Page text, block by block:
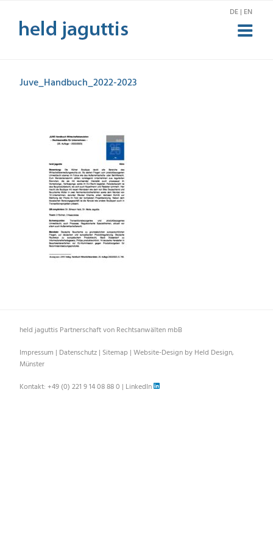
Inhalt
springen
DE | EN
Juve_Handbuch_2022-2023
held jaguttis Partnerschaft von Rechtsanwälten mbB
Impressum | Datenschutz | Sitemap | Website-Design by Held Design,
Münster
Kontakt: +49 (0) 221 9 14 08 88 0 | LinkedIn